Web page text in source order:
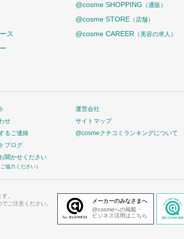
ス
@cosme SHOPPING （通販）
@cosme STORE （店舗）
@cosme CAREER （美容の求人）
せ
るご連絡
ブログ
聞かせください
協力ください）
運営会社
サイトマップ
@cosmeクチコミランキングについて
。
ご注意ください。
メーカーのみなさまへ
@cosmeへの掲載・
ビジネス活用はこちら